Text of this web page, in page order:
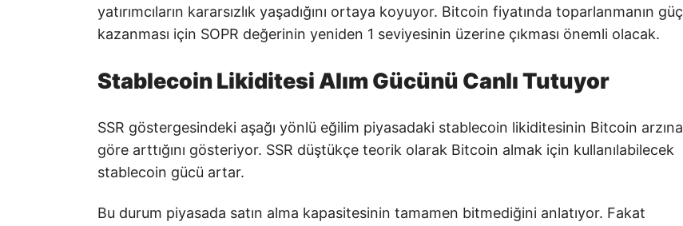
yatırımcıların kararsızlık yaşadığını ortaya koyuyor. Bitcoin fiyatında toparlanmanın güç
kazanması için SOPR değerinin yeniden 1 seviyesinin üzerine çıkması önemli olacak.
Stablecoin Likiditesi Alım Gücünü Canlı Tutuyor
SSR göstergesindeki aşağı yönlü eğilim piyasadaki stablecoin likiditesinin Bitcoin arzına
göre arttığını gösteriyor. SSR düştükçe teorik olarak Bitcoin almak için kullanılabilecek
stablecoin gücü artar.
Bu durum piyasada satın alma kapasitesinin tamamen bitmediğini anlatıyor. Fakat